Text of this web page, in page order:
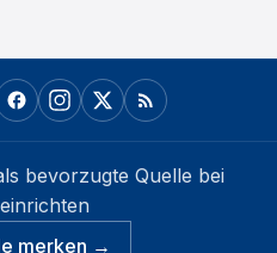
bevorzugte Quelle bei
merken →